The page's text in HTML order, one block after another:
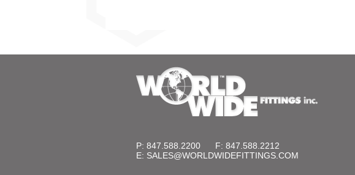
P: 847.588.2200
F: 847.588.2212
E: SALES@WORLDWIDEFITTINGS.COM